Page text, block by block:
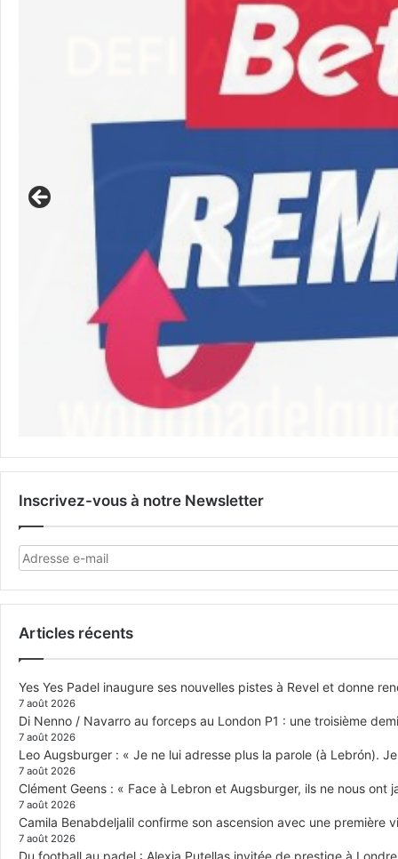
Inscrivez-vous à notre Newsletter
Articles récents
Yes Yes Padel inaugure ses nouvelles pistes à Revel et donne
7 août 2026
Di Nenno / Navarro au forceps au London P1 : une troisième
7 août 2026
Leo Augsburger : « Je ne lui adresse plus la parole (à Lebrón).
7 août 2026
Clément Geens : « Face à Lebron et Augsburger, ils ne nous ont
7 août 2026
Camila Benabdeljalil confirme son ascension avec une première
7 août 2026
Du football au padel : Alexia Putellas invitée de prestige à